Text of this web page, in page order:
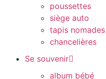
poussettes
siège auto
tapis nomades
chancelières
Se souvenir
album bébé